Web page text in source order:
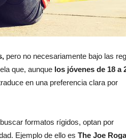
pero no necesariamente bajo las
que, aunque los jóvenes de 18 a
en una preferencia clara por
formatos rígidos, optan por
Ejemplo de ello es The Joe